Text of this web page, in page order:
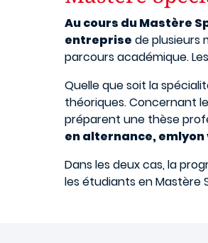
Au cours du Mastère
entreprise de plusieurs
parcours académique.
Quelle que soit la
théoriques. Concernant
préparent une thèse
en alternance,
Dans les deux cas, la
les étudiants en Mastère